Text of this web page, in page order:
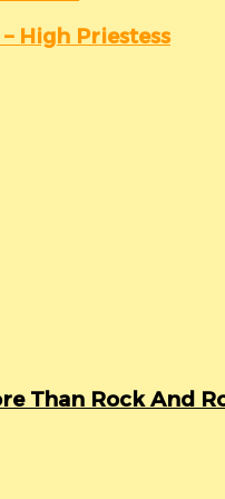
High Priestess
Than Rock And